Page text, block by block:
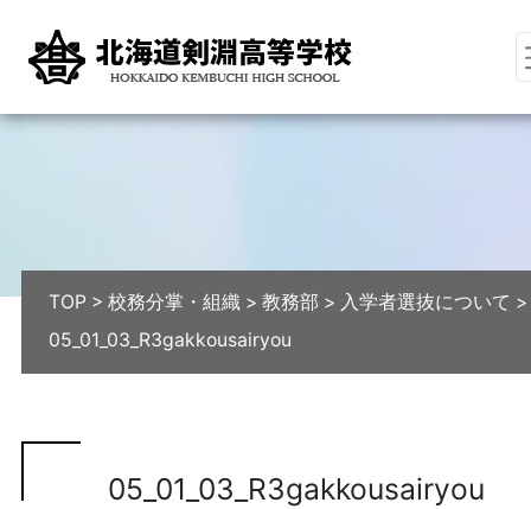
TOP >校務分掌・組織 >教務部 > 入学者選抜について >
05_01_03_R3gakkousairyou
05_01_03_R3gakkousairyou